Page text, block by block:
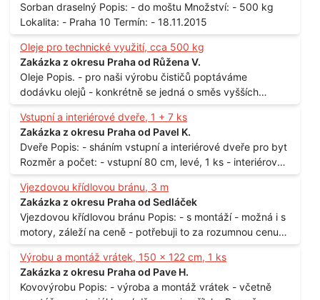
Sorban draselný Popis: - do moštu Množství: - 500 kg
Lokalita: - Praha 10 Termín: - 18.11.2015
Oleje pro technické využití, cca 500 kg
Zakázka z okresu Praha od Růžena V.
Oleje Popis. - pro naši výrobu čističů poptáváme
dodávku olejů - konkrétně se jedná o směs vyšších
mastných kyselin s převahou olejové kyseliny - účelem je
technické využití - hustota při 20°C - cca 870 kg / m3
Balení: - po 190 kg v sudu Množství: - cca 500 kg - roční
spotřeba Lokalita: - Praha
Vstupní a interiérové dveře, 1 + 7 ks
Zakázka z okresu Praha od Pavel K.
Dveře Popis: - sháním vstupní a interiérové dveře pro byt
Rozměr a počet: - vstupní 80 cm, levé, 1 ks - interiérové
80 cm, levé, 2 ks - 80 cm, pravé, 3 ks - 60 cm, levé, 2 ks
Lokalita: - Praha 10
Vjezdovou křídlovou bránu, 3 m
Zakázka z okresu Praha od Sedláček
Vjezdovou křídlovou bránu Popis: - s montáží - možná i s
motory, záleží na ceně - potřebuji to za rozumnou cenu
Materiál: - ocel Množství: - 1 ks Velikost: - 3 m Lokalita: -
Praha
Výrobu a montáž vrátek, 150 x 122 cm, 1 ks
Zakázka z okresu Praha od Pave H.
Kovovýrobu Popis: - výroba a montáž vrátek - včetně